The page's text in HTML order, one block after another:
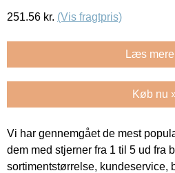
251.56 kr. (Vis fragtpris)
Læs
Køb nu
Vi har gennemgået de mest
dem med stjerner fra 1 til 5 ud fra
sortimentstørrelse, kundeservice,